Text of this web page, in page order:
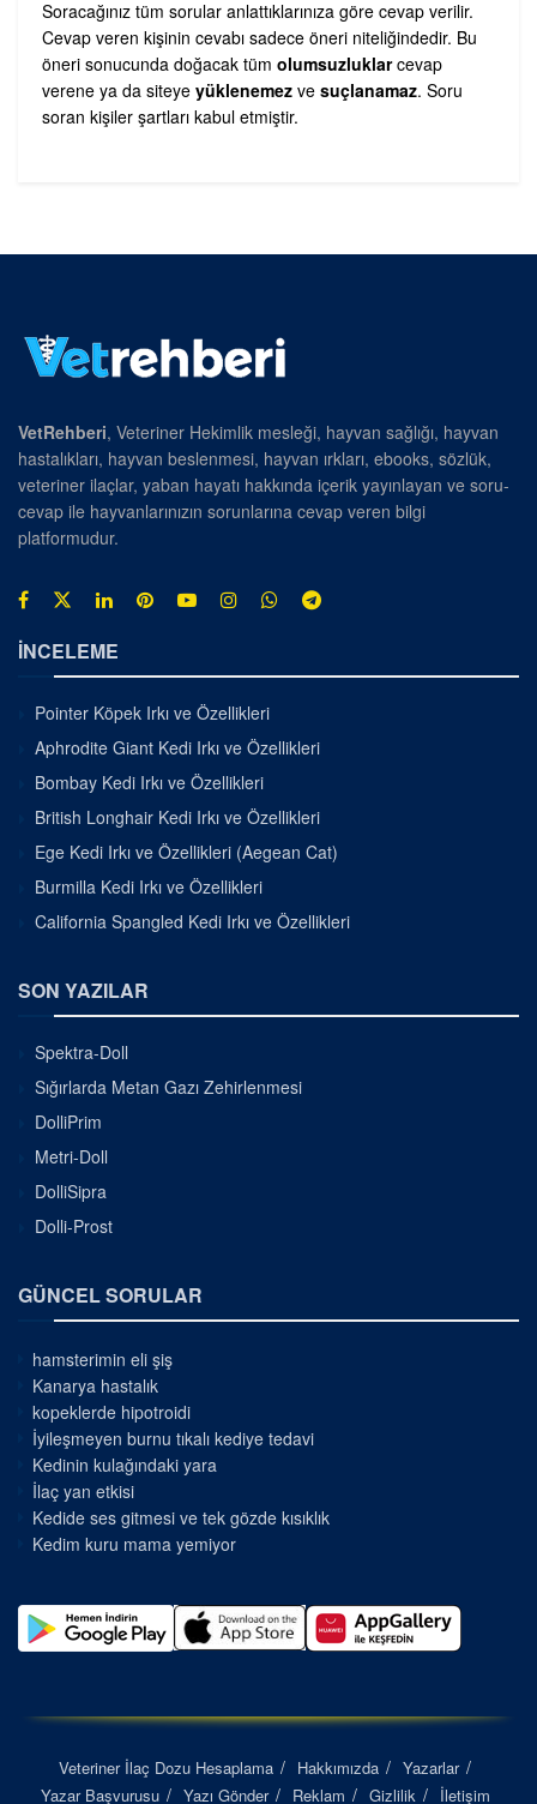
Soracağınız tüm sorular anlattıklarınıza göre cevap verilir.
Cevap veren kişinin cevabı sadece öneri niteliğindedir. Bu
öneri sonucunda doğacak tüm olumsuzluklarcevap
verene ya da siteye yüklenemez ve suçlanamaz. Soru
soran kişiler şartları kabul etmiştir.
VetRehberi, Veteriner Hekimlik mesleği, hayvan sağlığı, hayvan
hastalıkları, hayvan beslenmesi, hayvan ırkları, ebooks, sözlük,
veteriner ilaçlar, yaban hayatı hakkında içerik yayınlayan ve soru-
cevap ile hayvanlarınızın sorunlarına cevap veren bilgi
platformudur.
İNCELEME
Pointer Köpek Irkı ve Özellikleri
Aphrodite Giant Kedi Irkı ve Özellikleri
Bombay Kedi Irkı ve Özellikleri
British Longhair Kedi Irkı ve Özellikleri
Ege Kedi Irkı ve Özellikleri (Aegean Cat)
Burmilla Kedi Irkı ve Özellikleri
California Spangled Kedi Irkı ve Özellikleri
SON YAZILAR
Spektra-Doll
Sığırlarda Metan Gazı Zehirlenmesi
DolliPrim
Metri-Doll
DolliSipra
Dolli-Prost
GÜNCEL SORULAR
hamsterimin eli şiş
Kanarya hastalık
kopeklerde hipotroidi
İyileşmeyen burnu tıkalı kediye tedavi
Kedinin kulağındaki yara
İlaç yan etkisi
Kedide ses gitmesi ve tek gözde kısıklık
Kedim kuru mama yemiyor
Veteriner İlaç Dozu Hesaplama Hakkımızda
Yazarlar
Yazar Başvurusu
Yazı Gönder Reklam Gizlilik İletişim